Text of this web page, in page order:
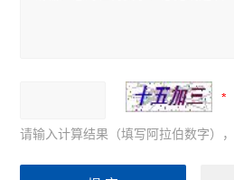
请输入计算结果（填写阿拉伯数字）